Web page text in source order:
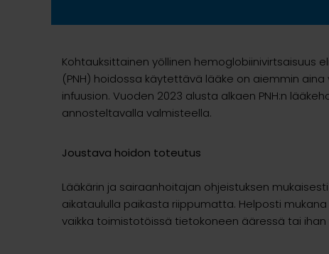
Kohtauksittainen yöllinen hemoglobiinivirtsaisuus
(PNH) hoidossa käytettävä lääke on aiemmin
infuusion. Vuoden 2023 alusta alkaen PNH:n
annosteltavalla valmisteella.
Joustava hoidon toteutus
Lääkärin ja sairaanhoitajan ohjeistuksen
aikataululla paikasta riippumatta. Helposti
vaikka toimistotöissä tietokoneen ääressä tai ihan